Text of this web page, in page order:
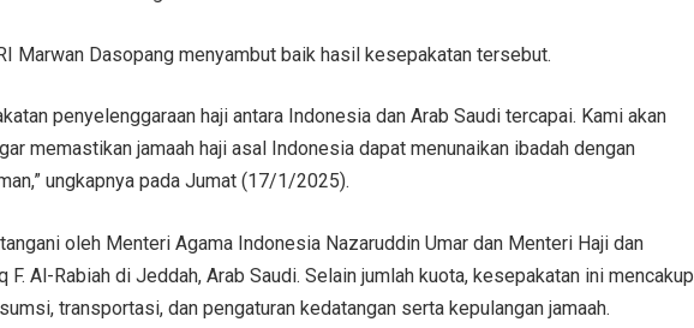
Marwan Dasopang menyambut baik hasil kesepakatan tersebut.
penyelenggaraan haji antara Indonesia dan Arab Saudi tercapai. Kami akan
memastikan jamaah haji asal Indonesia dapat menunaikan ibadah dengan
ungkapnya pada Jumat (17/1/2025).
oleh Menteri Agama Indonesia Nazaruddin Umar dan Menteri Haji dan
F. Al-Rabiah di Jeddah, Arab Saudi. Selain jumlah kuota, kesepakatan ini mencakup
transportasi, dan pengaturan kedatangan serta kepulangan jamaah.